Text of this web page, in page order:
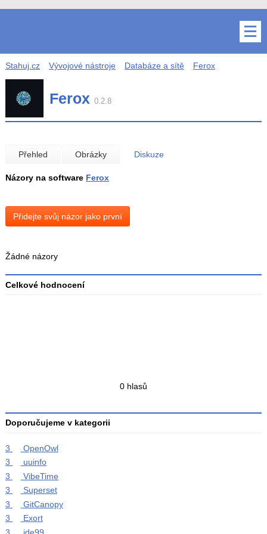
Stahuj.cz Vývojové nástroje Databáze a sítě Ferox
Ferox 0.2.8
Přehled Obrázky Diskuze
Názory na software Ferox
Přidejte svůj názor jako první
Žádné názory
Celkové hodnocení
0 hlasů
Doporučujeme v kategorii
3
OpenOwl
3
uuinfo
3
VibeTime
3
Superset
3
GitCanopy
3
Exort
3
ide99